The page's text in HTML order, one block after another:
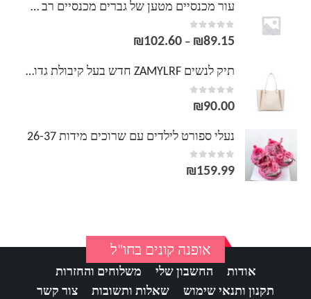
עור מכנסיים מטען של גברים מכנסיים רב מקרית צבע אחיד מכנסיים טקטיים צבאיים מכנסיים ארוכים מכנסיים ארוכים צבא SA497
0
out of 5
₪89.15
–
₪102.60
תיק לנשים ZAMYLRF חדש בעל קיבולת גדולה תיק קניות מעור רך כתף תיק תיק נוסעים נייד מקורי חלק אחד
0
out of 5
₪90.00
נעלי ספורט לילדים עם שרוכים מידות 26-37
0
out of 5
₪159.99
אופנה קונים בחו"ל
אודות החשבון שלי
משלוחים והחזרות
תקנון ותנאי שימוש
שאלות ותשובות
צור קשר